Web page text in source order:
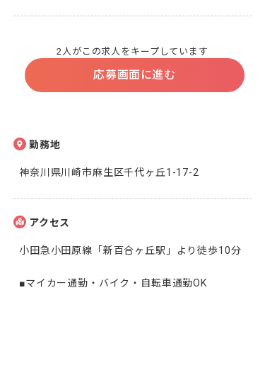
2人がこの求人をキープしています
応募画面に進む
勤務地
神奈川県川崎市麻生区千代ヶ丘1-17-2
アクセス
小田急小田原線「新百合ヶ丘駅」より徒歩10分
■マイカー通勤・バイク・自転車通勤OK